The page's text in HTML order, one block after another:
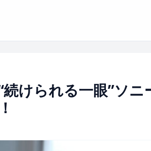
けられる一眼”ソ